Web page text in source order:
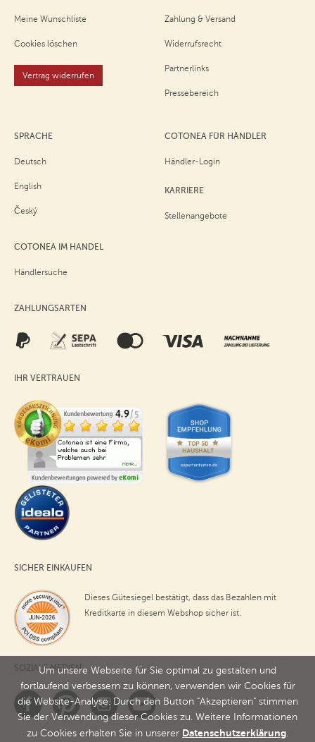
Um unsere Webseite für Sie optimal zu gestalten und
fortlaufend verbessern zu können, verwenden wir Cookies für
die Website-Analyse. Durch den Button "Akzeptieren" stimmen
Sie der Verwendung dieser Cookies zu. Weitere Informationen
zu Cookies erhalten Sie in unserer Datenschutzerklärung.
Meine Wunschliste
Cookies löschen
Vertrag widerrufen
Zahlung & Versand
Widerrufsrecht
Partnerlinks
Pressebereich
SPRACHE
Deutsch
English
Český
COTONEA IM HANDEL
Händlersuche
COTONEA FÜR HÄNDLER
Händler-Login
KARRIERE
Stellenangebote
ZAHLUNGSARTEN
IHR VERTRAUEN
SICHER EINKAUFEN
Dieses Gütesiegel bestätigt, dass das Bezahlen mit
Kreditkarte in diesem Webshop sicher ist.
SOZIALE MEDIEN